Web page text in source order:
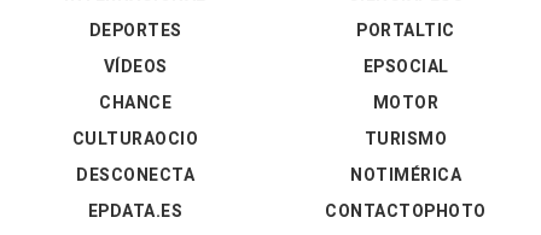
DEPORTES
VÍDEOS
PORTALTIC
EPSOCIAL
CHANCE
CULTURAOCIO
DESCONECTA
EPDATA.ES
MOTOR
TURISMO
NOTIMÉRICA
CONTACTOPHOTO